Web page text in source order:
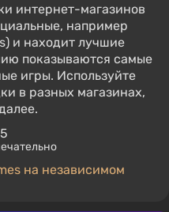
интернет-магазинов
например
и находит лучшие
показываются самые
игры. Используйте
в разных магазинах,
на независимом